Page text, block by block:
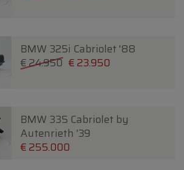
BMW 325i Cabriolet '88
€ 24.950 € 23.950
BMW 335 Cabriolet by
Autenrieth '39
€ 255.000